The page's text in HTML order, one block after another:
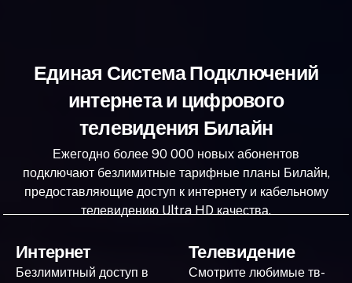
Единая Система Подключений
интернета и цифрового
телевидения Билайн
Ежегодно более 90 000 новых абонентов
подключают безлимитные тарифные планы Билайн,
предоставляющие доступ к интернету и кабельному
телевидению Ultra HD качества.
Интернет
Безлимитный доступ в
Телевидение
Смотрите любимые тв-